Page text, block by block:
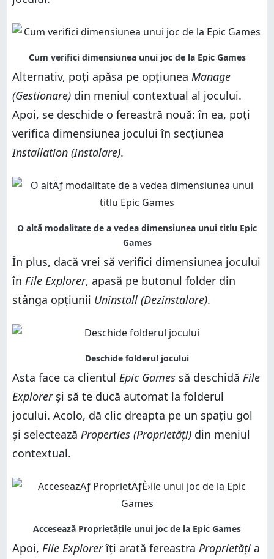
Alternativ, poți apăsa pe opțiunea Manage
(Gestionare) din meniul contextual al jocului.
Apoi, se deschide o fereastră nouă: în ea, poți
verifica dimensiunea jocului în secțiunea
Installation (Instalare).
În plus, dacă vrei să verifici dimensiunea jocului
în File Explorer, apasă pe butonul folder din
stânga opțiunii Uninstall (Dezinstalare).
Asta face ca clientul Epic Games să deschidă File
Explorer și să te ducă automat la folderul
jocului. Acolo, dă clic dreapta pe un spațiu gol
și selectează Properties (Proprietăți) din meniul
contextual.
Apoi, File Explorerîți arată fereastra Proprietăți a